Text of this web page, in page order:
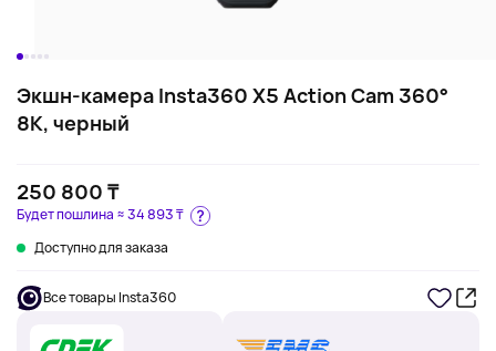
Экшн-камера Insta360 X5 Action Cam 360°
8К, черный
250 800 ₸
Доступно для заказа
Будет пошлина ≈34 893 ₸
Все товары Insta360